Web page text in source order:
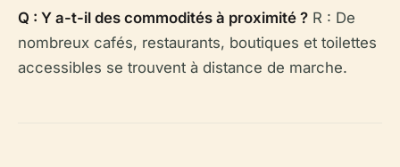
Q : Y a-t-il des commodités à proximité ? R : De
nombreux cafés, restaurants, boutiques et toilettes
accessibles se trouvent à distance de marche.